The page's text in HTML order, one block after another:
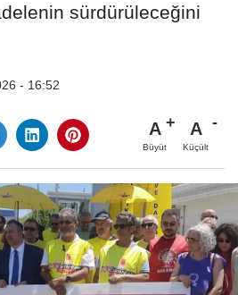
sürdürüleceğini
- 16:52
A
Büyüt
A
Küçült